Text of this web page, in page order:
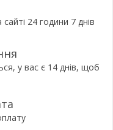
24 години 7 днів
у вас є 14 днів, щоб